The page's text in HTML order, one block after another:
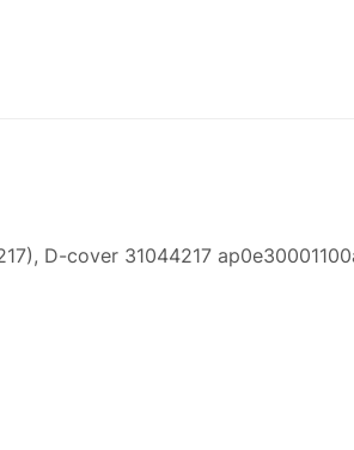
D-cover 31044217